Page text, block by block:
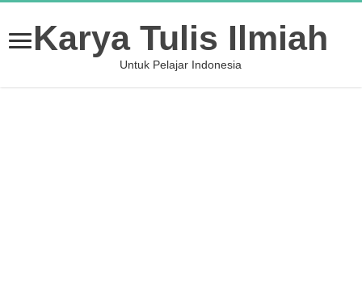
Karya Tulis Ilmiah
Untuk Pelajar Indonesia